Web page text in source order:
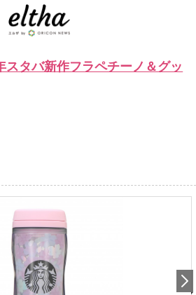
スタバ新作フラペチーノ＆グッ